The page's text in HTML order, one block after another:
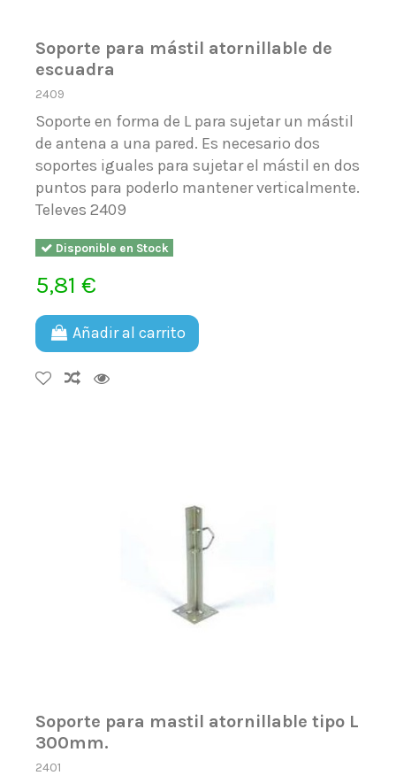
Soporte para mástil atornillable de
escuadra
2409
Soporte en forma de L para sujetar un mástil
de antena a una pared. Es necesario dos
soportes iguales para sujetar el mástil en dos
puntos para poderlo mantener verticalmente.
Televes 2409
Disponible en Stock
5,81 €
Añadir al carrito
Soporte para mastil atornillable tipo L
300mm.
2401